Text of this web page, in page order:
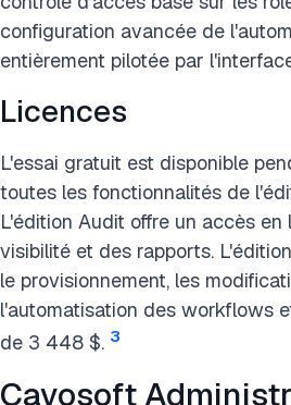
configuration avancée de
entièrement pilotée par
Licences
L'essai gratuit est disponible
toutes les fonctionnalités de
L'édition Audit offre un accès en
visibilité et des rapports.
le provisionnement, les
l'automatisation des workflows
de 3 448 $. 3
Cayosoft